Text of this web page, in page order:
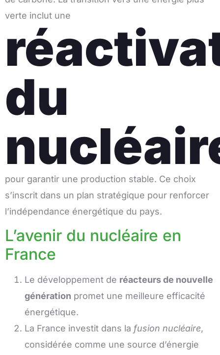
verte inclut une
du
pour garantir une production stable. Ce choix
s’inscrit dans un plan stratégique pour renforcer
l’indépendance énergétique du pays.
L’avenir du nucléaire en
France
Le développement de réacteurs de nouvelle
génération promet une meilleure efficacité
énergétique.
La France investit dans la fusion nucléaire,
considérée comme une source d’énergie